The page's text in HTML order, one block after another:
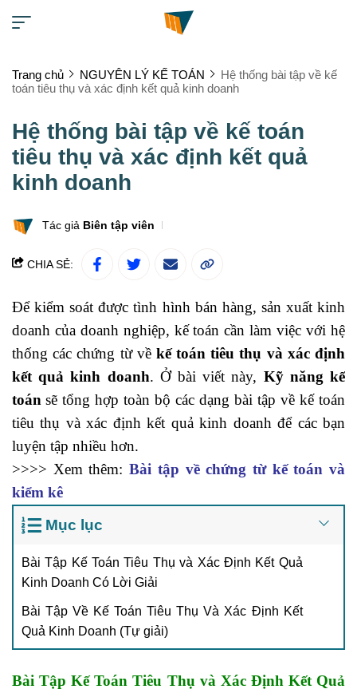
Trang chủ NGUYÊN LÝ KẾ TOÁN
Hệ thống bài tập về kế
toán tiêu thụ và xác định kết quả kinh doanh
Hệ thống bài tập về kế toán
tiêu thụ và xác định kết quả
kinh doanh
Tác giả Biên tập viên
CHIA SẺ:
Để kiểm soát được tình hình bán hàng, sản xuất kinh
doanh của doanh nghiệp, kế toán cần làm việc với hệ
thống các chứng từ về kế toán tiêu thụ và xác định
kết quả kinh doanh. Ở bài viết này, Kỹ năng kế
toán sẽ tổng hợp toàn bộ các dạng bài tập về kế toán
tiêu thụ và xác định kết quả kinh doanh để các bạn
luyện tập nhiều hơn.
>>>> Xem thêm:Bài tập về chứng từ kế toán và
kiểm kê
Mục lục
Bài Tập Kế Toán Tiêu Thụ và Xác Định Kết Quả
Kinh Doanh Có Lời Giải
Bài Tập Về Kế Toán Tiêu Thụ Và Xác Định Kết
Quả Kinh Doanh (Tự giải)
Bài Tập Kế Toán Tiêu Thụ và Xác Định Kết Quả